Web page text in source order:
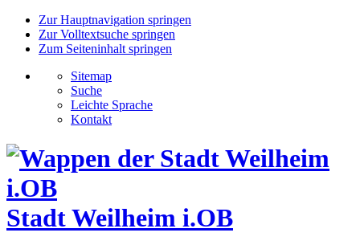
Zur Hauptnavigation springen
Zur Volltextsuche springen
Zum Seiteninhalt springen
Sitemap
Suche
Leichte Sprache
Kontakt
Stadt Weilheim i.OB